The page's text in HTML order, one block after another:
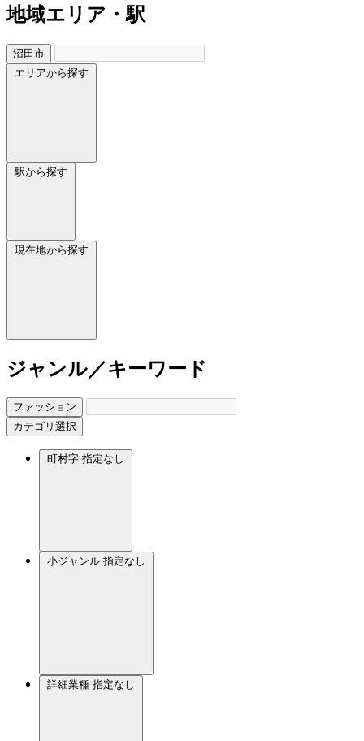
地域エリア・駅
沼田市
エリアから探す
駅から探す
現在地から探す
ジャンル／キーワード
ファッション
カテゴリ選択
町村字 指定なし
小ジャンル 指定なし
詳細業種 指定なし